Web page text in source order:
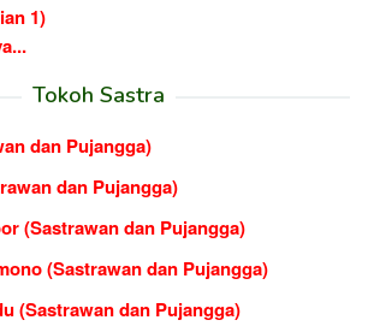
1)
Tokoh Sastra
dan Pujangga)
dan Pujangga)
(Sastrawan dan Pujangga)
(Sastrawan dan Pujangga)
(Sastrawan dan Pujangga)